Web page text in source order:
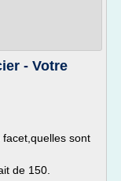
- Votre
sont
de 150.